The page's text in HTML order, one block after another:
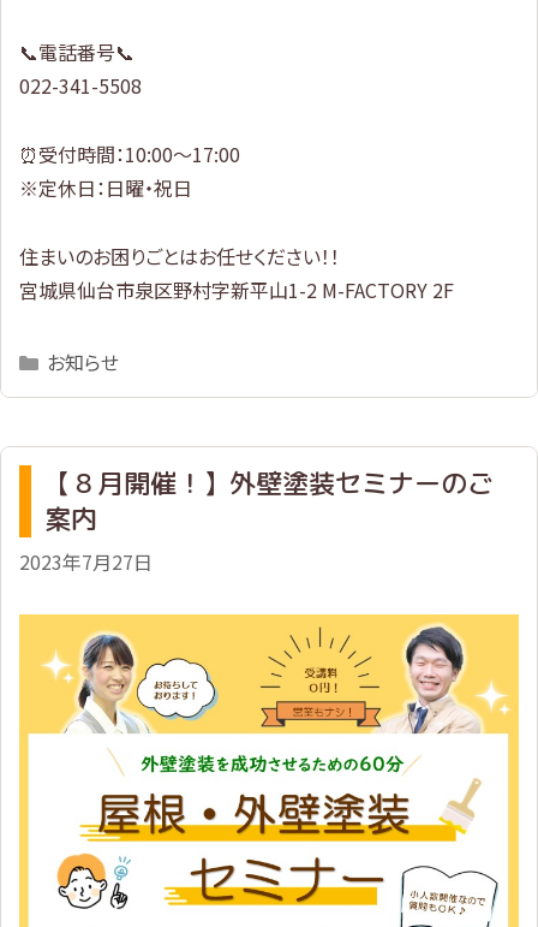
📞電話番号📞
022-341-5508
⏰受付時間：10:00～17:00
※定休日：日曜・祝日
住まいのお困りごとはお任せください！！
宮城県仙台市泉区野村字新平山1-2 M-FACTORY 2F
Categories
お知らせ
【８月開催！】外壁塗装セミナーのご
案内
2023年7月27日